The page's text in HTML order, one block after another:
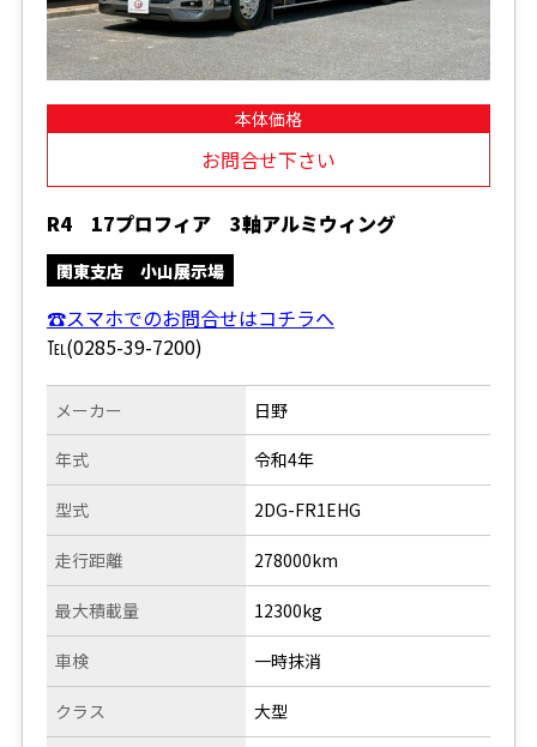
本体価格
お問合せ下さい
R4 17プロフィア 3軸アルミウィング
関東支店 小山展示場
☎スマホでのお問合せはコチラへ
℡(0285-39-7200)
メーカー
年式
型式
走行距離
日野
令和4年
2DG-FR1EHG
278000km
最大積載量
車検
クラス
12300kg
一時抹消
大型